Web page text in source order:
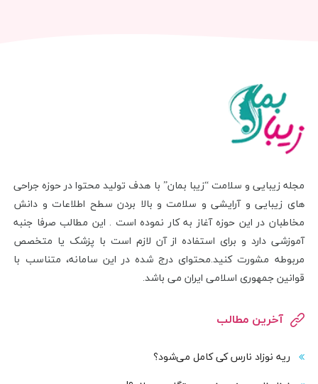
مجله زیبایی و سلامت “زیبا بمان” با هدف تولید محتوا در حوزه جراحی
های زیبایی و آرایشی و سلامت و بالا بردن سطح اطلاعات و دانش
مخاطبان در این حوزه آغاز به کار نموده است . این مطالب صرفا جنبه
آموزشی دارد و برای استفاده از آن لازم است با پزشک یا متخصص
مربوطه مشورت کنید.محتوای درج شده در این سامانه، متناسب با
قوانین جمهوری اسلامی ایران می باشد.
آخرین مطالب
ریه نوزاد نارس کی کامل می‌شود؟